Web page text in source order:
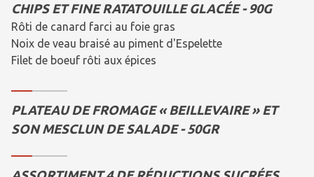
CHIPS ET FINE RATATOUILLE GLACÉE - 90G
Rôti de canard farci au foie gras
Noix de veau braisé au piment d'Espelette
Filet de boeuf rôti aux épices
PLATEAU DE FROMAGE « BEILLEVAIRE » ET
SON MESCLUN DE SALADE - 50GR